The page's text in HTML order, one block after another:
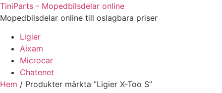
Hoppa
till
TiniParts - Mopedbilsdelar online
Mopedbilsdelar online till oslagbara priser
Ligier
Aixam
Microcar
Chatenet
Hem / Produkter märkta ”Ligier X-Too S”